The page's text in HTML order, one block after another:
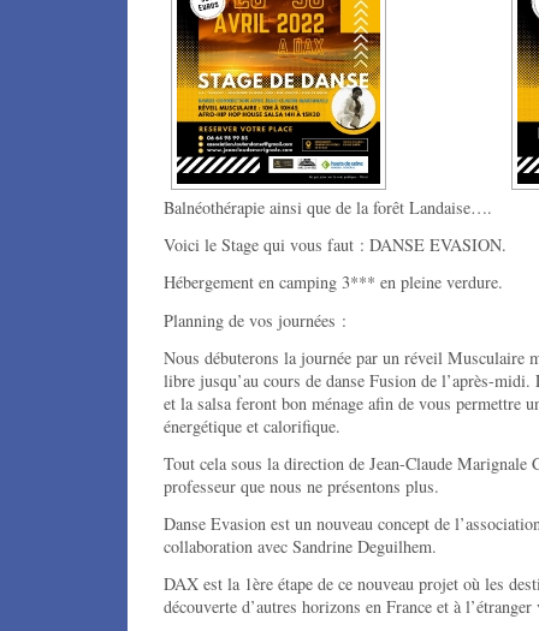
Balnéothérapie ainsi que de la forêt Landaise….
Voici le Stage qui vous faut : DANSE EVASION.
Hébergement en camping 3*** en pleine verdure.
Planning de vos journées :
Nous débuterons la journée par un réveil Musculaire
libre jusqu’au cours de danse Fusion de l’après-
et la salsa feront bon ménage afin de vous permettre
énergétique et calorifique.
Tout cela sous la direction de Jean-Claude Marignale
professeur que nous ne présentons plus.
Danse Evasion est un nouveau concept de
collaboration avec Sandrine Deguilhem.
DAX est la 1ère étape de ce nouveau projet où les
découverte d’autres horizons en France et à